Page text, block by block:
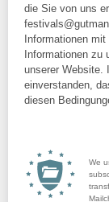
die Sie von uns
Informationen
Informationen
unserer Website.
einverstanden,
diesen
We